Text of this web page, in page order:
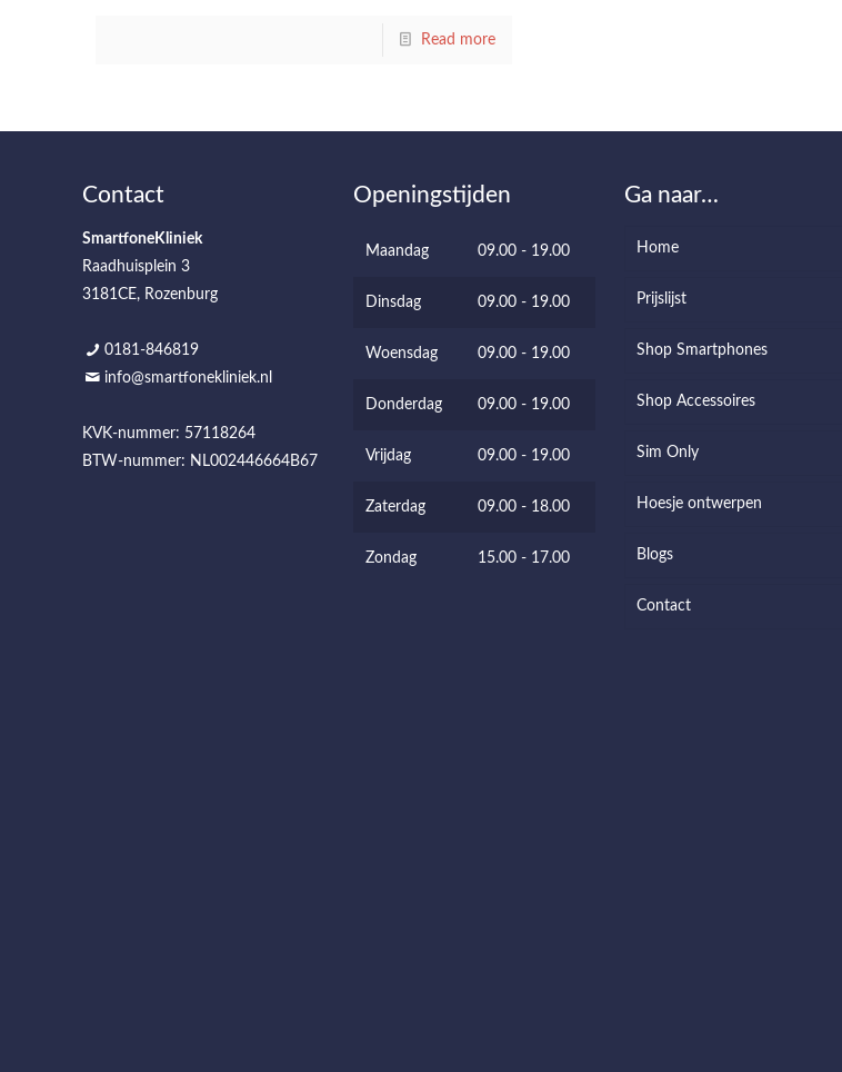
Read more
Contact
SmartfoneKliniek
Raadhuisplein 3
3181CE, Rozenburg
0181-846819
info@smartfonekliniek.nl
KVK-nummer: 57118264
BTW-nummer: NL002446664B67
Openingstijden
Maandag 09.00 - 19.00
Dinsdag 09.00 - 19.00
Woensdag 09.00 - 19.00
Donderdag 09.00 - 19.00
Vrijdag 09.00 - 19.00
Zaterdag 09.00 - 18.00
Zondag 15.00 - 17.00
Ga naar…
Home
Prijslijst
Shop Smartphones
Shop Accessoires
Sim Only
Hoesje ontwerpen
Blogs
Contact